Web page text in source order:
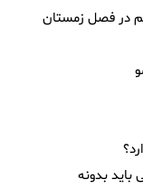
در فصل زمستان
بدونه